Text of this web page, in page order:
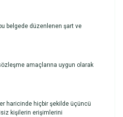
belgede düzenlenen şart ve
amaçlarına uygun olarak
haricinde hiçbir şekilde üçüncü
kişilerin erişimlerini